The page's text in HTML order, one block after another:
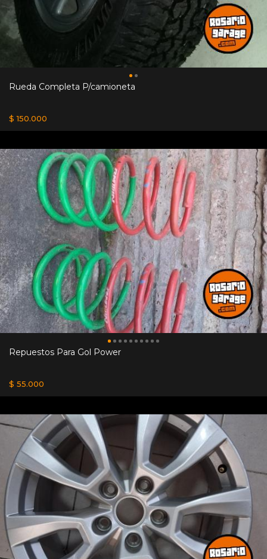
Rueda Completa P/camioneta
$ 150.000
Repuestos Para Gol Power
$ 55.000